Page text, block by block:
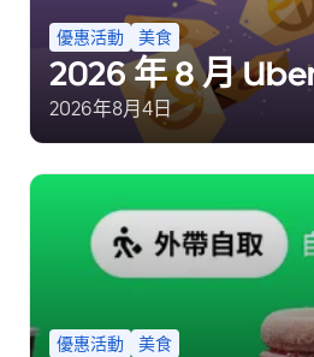
優惠活動 美食
2026 年 8 月
2026年8月4日
優惠活動 美食